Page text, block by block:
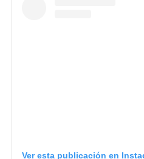
Ver esta publicación en